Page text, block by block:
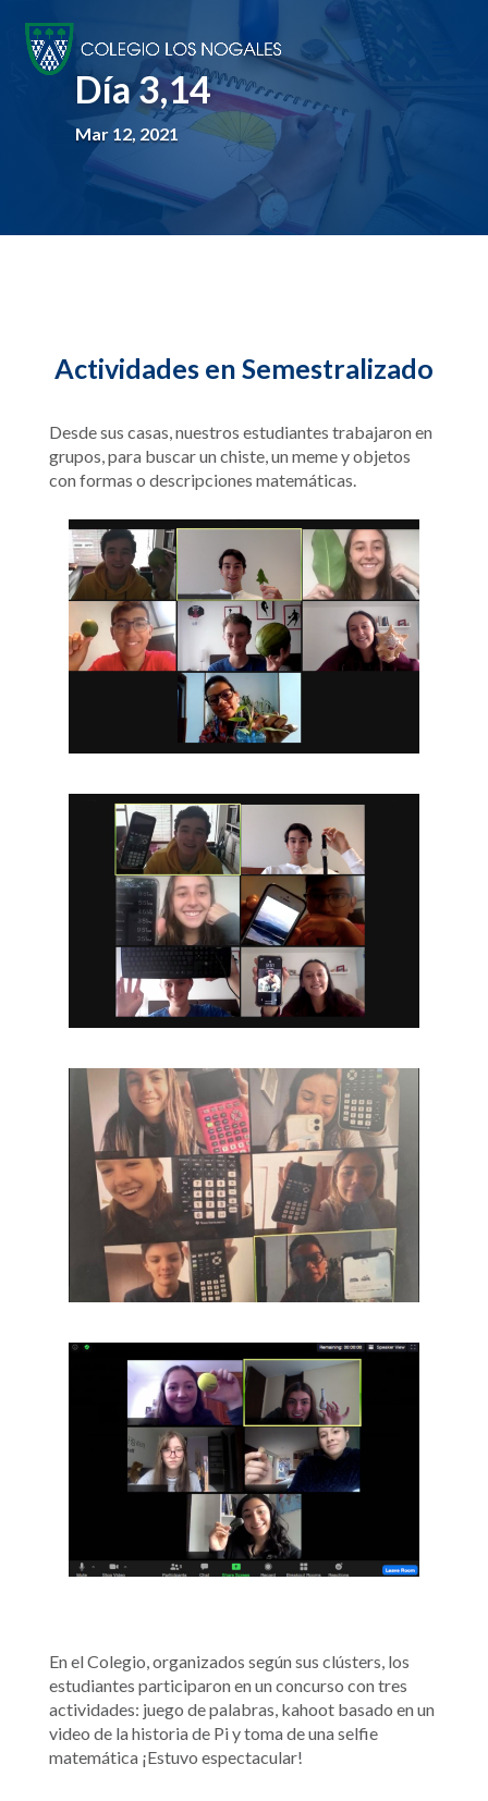
Día 3,14
Mar 12, 2021
Actividades en Semestralizado
Desde sus casas, nuestros estudiantes trabajaron en
grupos, para buscar un chiste, un meme y objetos
con formas o descripciones matemáticas.
En el Colegio, organizados según sus clústers, los
estudiantes participaron en un concurso con tres
actividades: juego de palabras, kahoot basado en un
video de la historia de Pi y toma de una selfie
matemática ¡Estuvo espectacular!